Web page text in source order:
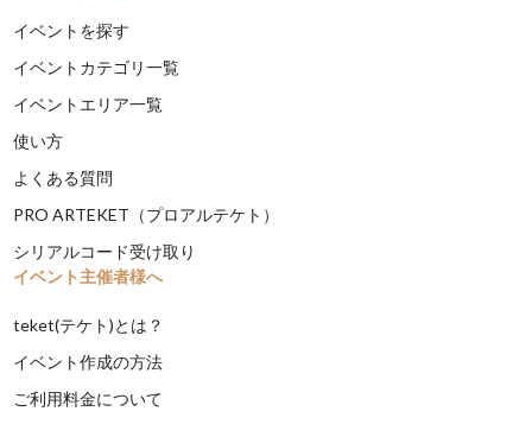
イベントを探す
イベントカテゴリ一覧
イベントエリア一覧
使い方
よくある質問
PRO ARTEKET（プロアルテケト）
シリアルコード受け取り
イベント主催者様へ
teket(テケト)とは？
イベント作成の方法
ご利用料金について